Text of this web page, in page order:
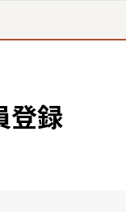
登録